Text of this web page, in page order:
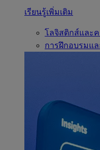
เรียนรู้เพิ่มเติม
โลจิสติกส์และ
การฝึกอบรมแ